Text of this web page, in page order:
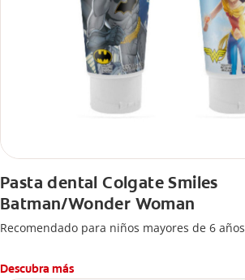
Pasta dental Colgate Smiles
Batman/Wonder Woman
Recomendado para niños mayores de 6 años
Descubra más